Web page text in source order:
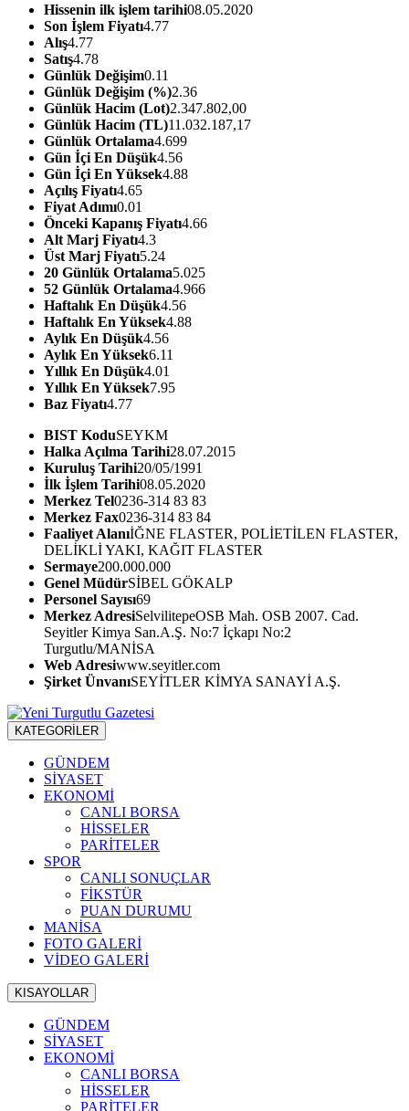
Hissenin ilk işlem tarihi08.05.2020
Son İşlem Fiyatı4.77
Alış4.77
Satış4.78
Günlük Değişim0.11
Günlük Değişim (%)2.36
Günlük Hacim (Lot)2.347.802,00
Günlük Hacim (TL)11.032.187,17
Günlük Ortalama4.699
Gün İçi En Düşük4.56
Gün İçi En Yüksek4.88
Açılış Fiyatı4.65
Fiyat Adımı0.01
Önceki Kapanış Fiyatı4.66
Alt Marj Fiyatı4.3
Üst Marj Fiyatı5.24
20 Günlük Ortalama5.025
52 Günlük Ortalama4.966
Haftalık En Düşük4.56
Haftalık En Yüksek4.88
Aylık En Düşük4.56
Aylık En Yüksek6.11
Yıllık En Düşük4.01
Yıllık En Yüksek7.95
Baz Fiyatı4.77
BIST KoduSEYKM
Halka Açılma Tarihi28.07.2015
Kuruluş Tarihi20/05/1991
İlk İşlem Tarihi08.05.2020
Merkez Tel0236-314 83 83
Merkez Fax0236-314 83 84
Faaliyet AlanıİĞNE FLASTER, POLİETİLEN FLASTER,
DELİKLİ YAKI, KAĞIT FLASTER
Sermaye200.000.000
Genel MüdürSİBEL GÖKALP
Personel Sayısı69
Merkez AdresiSelvilitepeOSB Mah. OSB 2007. Cad.
Seyitler Kimya San.A.Ş. No:7 İçkapı No:2
Turgutlu/MANİSA
Web Adresiwww.seyitler.com
Şirket ÜnvanıSEYİTLER KİMYA SANAYİ A.Ş.
KATEGORİLER
GÜNDEM
SİYASET
EKONOMİ
CANLI BORSA
HİSSELER
PARİTELER
SPOR
CANLI SONUÇLAR
FİKSTÜR
PUAN DURUMU
MANİSA
FOTO GALERİ
VİDEO GALERİ
KISAYOLLAR
GÜNDEM
SİYASET
EKONOMİ
CANLI BORSA
HİSSELER
PARİTELER